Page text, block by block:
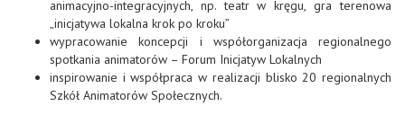
animacyjno-integracyjnych, np. teatr w kręgu, gra terenowa
„inicjatywa lokalna krok po kroku”
wypracowanie koncepcji i współorganizacja regionalnego
spotkania animatorów – Forum Inicjatyw Lokalnych
inspirowanie i współpraca w realizacji blisko 20 regionalnych
Szkół Animatorów Społecznych.